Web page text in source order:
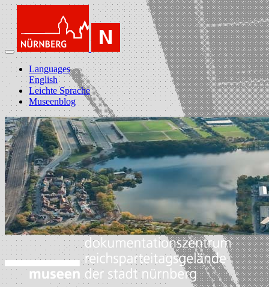
Languages
English
Leichte Sprache
Museenblog